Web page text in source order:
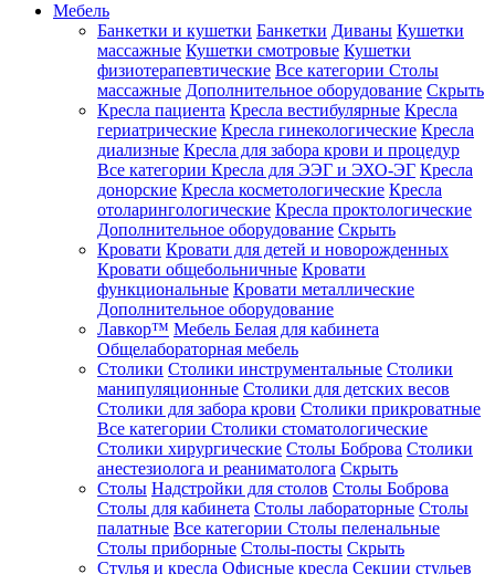
Мебель
Банкетки и кушетки Банкетки Диваны Кушетки
массажные Кушетки смотровые Кушетки
физиотерапевтические Все категории Столы
массажные Дополнительное оборудование Скрыть
Кресла пациента Кресла вестибулярные Кресла
гериатрические Кресла гинекологические Кресла
диализные Кресла для забора крови и процедур
Все категории Кресла для ЭЭГ и ЭХО-ЭГ Кресла
донорские Кресла косметологические Кресла
отоларингологические Кресла проктологические
Дополнительное оборудование Скрыть
Кровати Кровати для детей и новорожденных
Кровати общебольничные Кровати
функциональные Кровати металлические
Дополнительное оборудование
Лавкор™ Мебель Белая для кабинета
Общелабораторная мебель
Столики Столики инструментальные Столики
манипуляционные Столики для детских весов
Столики для забора крови Столики прикроватные
Все категории Столики стоматологические
Столики хирургические Столы Боброва Столики
анестезиолога и реаниматолога Скрыть
Столы Надстройки для столов Столы Боброва
Столы для кабинета Столы лабораторные Столы
палатные Все категории Столы пеленальные
Столы приборные Столы-посты Скрыть
Стулья и кресла Офисные кресла Секции стульев